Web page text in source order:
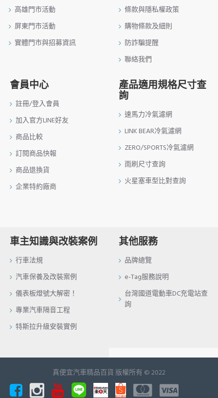
高雄門市活動
屏東門市活動
實體門市與招募資訊
條款與隱私權政策
購物條款及細則
防詐騙提醒
聯絡我們
會員中心
註冊/登入會員
加入官方LINE好友
商品比較
訂閱商品快報
商品退換貨
企業特約廠商
產品適用規格尺寸查
詢
速馬力冷氣濾網
LINK BEAR冷氣濾網
ZERO/SPORTS冷氣濾網
雨刷尺寸查詢
火星塞車型比對查詢
車主知識與改裝案例
行車法規
汽車保養及改裝案例
儀表板燈號大解密！
專業汽車隔音工程
特斯拉升級安裝實例
其他服務
品牌總覽
e-Tag服務說明
台灣國道電動車DC充電站查
詢
真便宜汽車精品百貨 版權所有 © 2022